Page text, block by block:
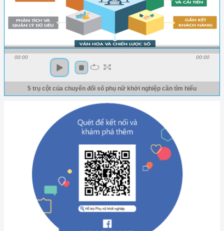
00:00 00:00
5 trụ cột của chuyển đổi số phụ nữ khởi nghiệp cần tìm hiểu